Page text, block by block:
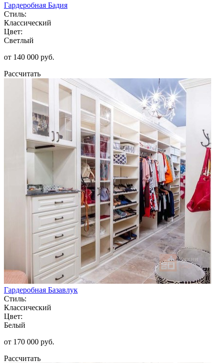
Гардеробная Бадия
Стиль:
Классический
Цвет:
Светлый
от 140 000 руб.
Рассчитать
Гардеробная Базавлук
Стиль:
Классический
Цвет:
Белый
от 170 000 руб.
Рассчитать